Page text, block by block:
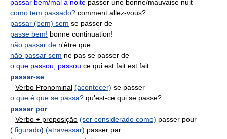
passar bem/mal a noite passer une bonne/mauvaise nuit
como tem passado? comment allez-vous?
passar (bem) sem se passer de
passe bem! bonne continuation!
não passar de n'être que
não passar sem ne pas se passer de
o que passou, passou ce qui est fait est fait
passar-se
Verbo Pronominal (acontecer) se passer
o que é que se passa? qu'est-ce qui se passe?
passar por
Verbo + preposição (ser considerado como) passer pour
( figurado) (atravessar) passer par